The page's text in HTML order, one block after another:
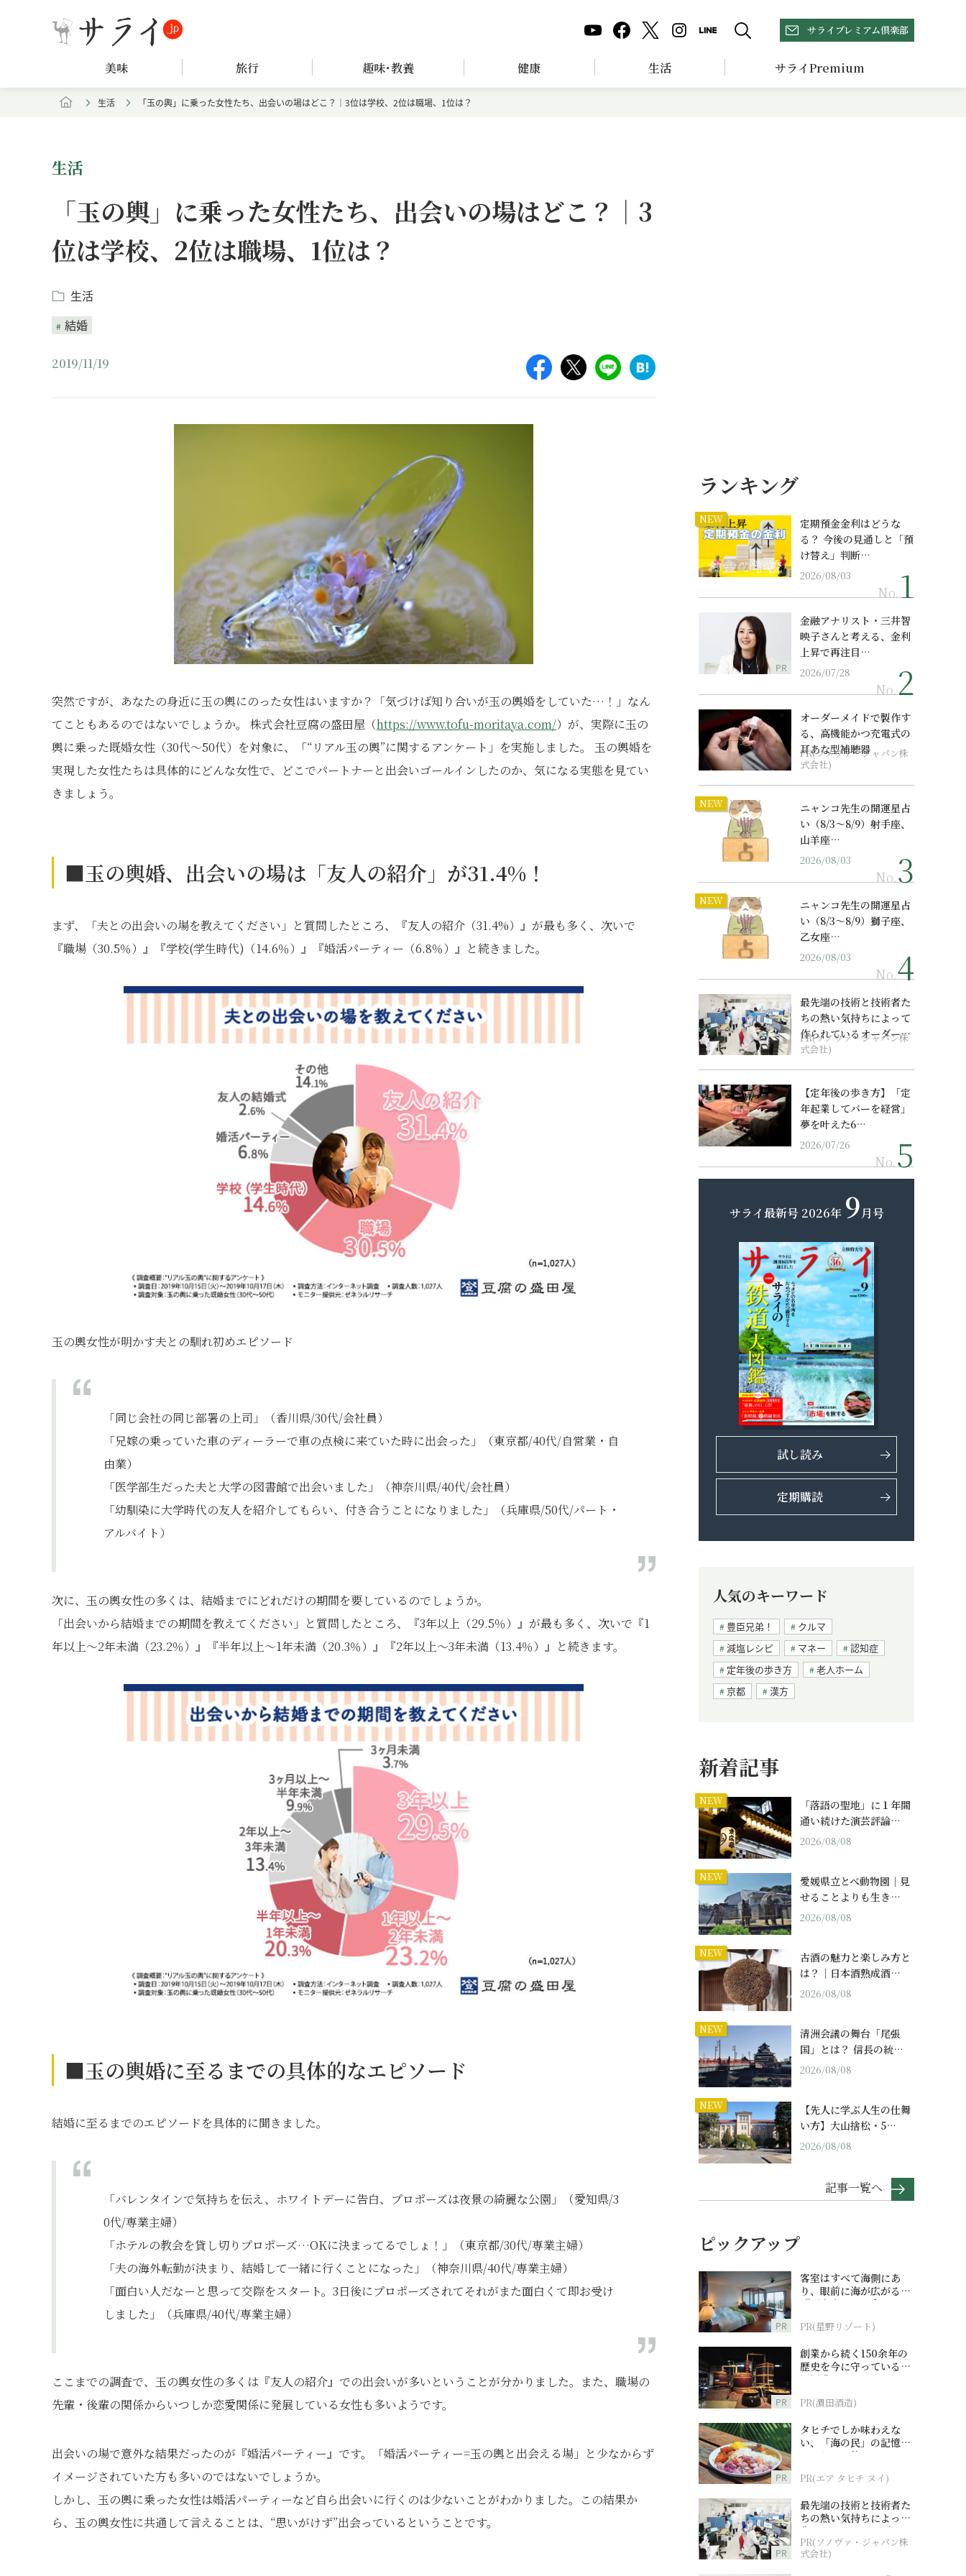
サライプレミアム倶楽部
美味 旅行 趣味･教養 健康 生活 サライPremium
生活 「玉の輿」に乗った女性たち、出会いの場はどこ？｜3位は学校、2位は職場、1位は？
生活
「玉の輿」に乗った女性たち、出会いの場はどこ？｜3
位は学校、2位は職場、1位は？
生活
結婚
2019/11/19
突然ですが、あなたの身近に玉の輿にのった女性はいますか？「気づけば知り合いが玉の輿婚をしていた…！」なん
てこともあるのではないでしょうか。 株式会社豆腐の盛田屋（https://www.tofu-moritaya.com/）が、実際に玉の
輿に乗った既婚女性（30代～50代）を対象に、「“リアル玉の輿”に関するアンケート」を実施しました。 玉の輿婚を
実現した女性たちは具体的にどんな女性で、どこでパートナーと出会いゴールインしたのか、気になる実態を見てい
きましょう。
■玉の輿婚、出会いの場は「友人の紹介」が31.4%！
まず、「夫との出会いの場を教えてください」と質問したところ、『友人の紹介（31.4%）』が最も多く、次いで
『職場（30.5％）』『学校(学生時代)（14.6％）』『婚活パーティー（6.8％）』と続きました。
玉の輿女性が明かす夫との馴れ初めエピソード
「同じ会社の同じ部署の上司」（香川県/30代/会社員）
「兄嫁の乗っていた車のディーラーで車の点検に来ていた時に出会った」（東京都/40代/自営業・自
由業）
「医学部生だった夫と大学の図書館で出会いました」（神奈川県/40代/会社員）
「幼馴染に大学時代の友人を紹介してもらい、付き合うことになりました」（兵庫県/50代/パート・
アルバイト）
次に、玉の輿女性の多くは、結婚までにどれだけの期間を要しているのでしょうか。
「出会いから結婚までの期間を教えてください」と質問したところ、『3年以上（29.5％）』が最も多く、次いで『1
年以上〜2年未満（23.2％）』『半年以上～1年未満（20.3％）』『2年以上～3年未満（13.4％）』と続きます。
■玉の輿婚に至るまでの具体的なエピソード
結婚に至るまでのエピソードを具体的に聞きました。
「バレンタインで気持ちを伝え、ホワイトデーに告白、プロポーズは夜景の綺麗な公園」（愛知県/3
0代/専業主婦）
「ホテルの教会を貸し切りプロポーズ…OKに決まってるでしょ！」（東京都/30代/専業主婦）
「夫の海外転勤が決まり、結婚して一緒に行くことになった」（神奈川県/40代/専業主婦）
「面白い人だなーと思って交際をスタート。3日後にプロポーズされてそれがまた面白くて即お受け
しました」（兵庫県/40代/専業主婦）
ここまでの調査で、玉の輿女性の多くは『友人の紹介』での出会いが多いということが分かりました。また、職場の
先輩・後輩の関係からいつしか恋愛関係に発展している女性も多いようです。
出会いの場で意外な結果だったのが『婚活パーティー』です。「婚活パーティー=玉の輿と出会える場」と少なからず
イメージされていた方も多いのではないでしょうか。
しかし、玉の輿に乗った女性は婚活パーティーなど自ら出会いに行くのは少ないことがわかりました。この結果か
ら、玉の輿女性に共通して言えることは、“思いがけず”出会っているということです。
ランキング
NEW
定期預金金利はどうな
る？ 今後の見通しと「預
け替え」判断…
2026/08/03
No.
PR
金融アナリスト・三井智
映子さんと考える、金利
上昇で再注目…
2026/07/28
No.
オーダーメイドで製作す
る、高機能かつ充電式の
耳あな型補聴器
PR(ソノヴァ・ジャパン株
式会社)
NEW
ニャンコ先生の開運星占
い（8/3～8/9）射手座、
山羊座…
2026/08/03
No.
NEW
ニャンコ先生の開運星占
い（8/3～8/9）獅子座、
乙女座…
2026/08/03
No.
最先端の技術と技術者た
ちの熱い気持ちによって
作られているオーダーメ
イド補聴器
PR(ソノヴァ・ジャパン株
式会社)
【定年後の歩き方】「定
年起業してバーを経営」
夢を叶えた6…
2026/07/26
No.
サライ最新号 2026年 9月号
試し読み
定期購読
人気のキーワード
豊臣兄弟！
クルマ
減塩レシピ
マネー
認知症
定年後の歩き方
老人ホーム
京都
漢方
新着記事
NEW
「落語の聖地」に１年間
通い続けた演芸評論…
2026/08/08
NEW
愛媛県立とべ動物園｜見
せることよりも生き…
2026/08/08
NEW
古酒の魅力と楽しみ方と
は？｜日本酒熟成酒…
2026/08/08
NEW
清洲会議の舞台「尾張
国」とは？ 信長の統…
2026/08/08
NEW
【先人に学ぶ人生の仕舞
い方】大山捨松・5…
2026/08/08
記事一覧へ
ピックアップ
PR
客室はすべて海側にあ
り、眼前に海が広がる
『西表島ホテル by 星野
PR(星野リゾート)
PR
創業から続く150余年の
歴史を今に守っている濵
田酒造
PR(濵田酒造)
PR
タヒチでしか味わえな
い、「海の民」の記憶へ
とつながる旅
PR(エア タヒチ ヌイ)
PR
最先端の技術と技術者た
ちの熱い気持ちによって
作られているオーダーメ
イド補聴器
PR(ソノヴァ・ジャパン株
式会社)